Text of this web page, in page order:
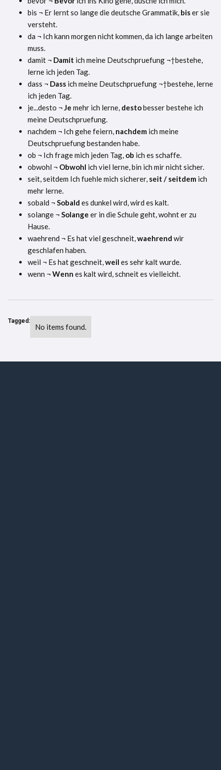
bis ¬ Er lernt so lange die deutsche Grammatik, biser sie
versteht.
da ¬ Ich kann morgen nicht kommen, da ich lange arbeiten
muss.
damit ¬ Damit ich meine Deutschpruefung ¬†bestehe,
lerne ich jeden Tag.
dass ¬ Dass ich meine Deutschpruefung ¬†bestehe, lerne
ich jeden Tag.
je...desto ¬ Je mehr ich lerne, destobesser bestehe ich
meine Deutschpruefung.
nachdem ¬ Ich gehe feiern, nachdem ich meine
Deutschpruefung bestanden habe.
ob ¬ Ich frage mich jeden Tag, ob ich es schaffe.
obwohl ¬ Obwohl ich viel lerne, bin ich mir nicht sicher.
seit, seitdem Ich fuehle mich sicherer, seit / seitdem ich
mehr lerne.
sobald ¬ Sobald es dunkel wird, wird es kalt.
solange ¬ Solange er in die Schule geht, wohnt er zu
Hause.
waehrend ¬ Es hat viel geschneit,waehrend wir
geschlafen haben.
weil ¬ Es hat geschneit,weil es sehr kalt wurde.
wenn ¬ Wenn es kalt wird, schneit es vielleicht.
Tagged:
No items found.